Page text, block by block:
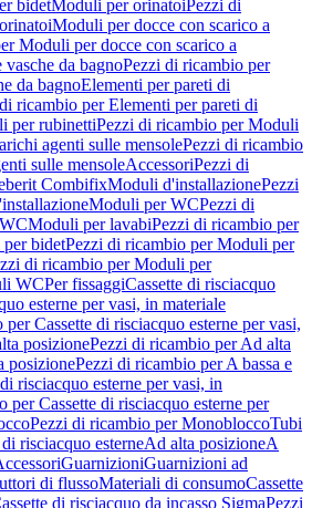
bidetModuli per orinatoiPezzi di
Moduli per docce con scarico a
Moduli per docce con scarico a
da bagnoPezzi di ricambio per
da bagnoElementi per pareti di
ricambio per Elementi per pareti di
per rubinettiPezzi di ricambio per Moduli
agenti sulle mensolePezzi di ricambio
sulle mensoleAccessoriPezzi di
CombifixModuli d'installazionePezzi
Moduli per WCPezzi di
Moduli per lavabiPezzi di ricambio per
bidetPezzi di ricambio per Moduli per
di ricambio per Moduli per
WCPer fissaggiCassette di risciacquo
esterne per vasi, in materiale
Cassette di risciacquo esterne per vasi,
posizionePezzi di ricambio per Ad alta
posizionePezzi di ricambio per A bassa e
risciacquo esterne per vasi, in
per Cassette di risciacquo esterne per
Pezzi di ricambio per MonobloccoTubi
risciacquo esterneAd alta posizioneA
GuarnizioniGuarnizioni ad
di flussoMateriali di consumoCassette
di risciacquo da incasso SigmaPezzi